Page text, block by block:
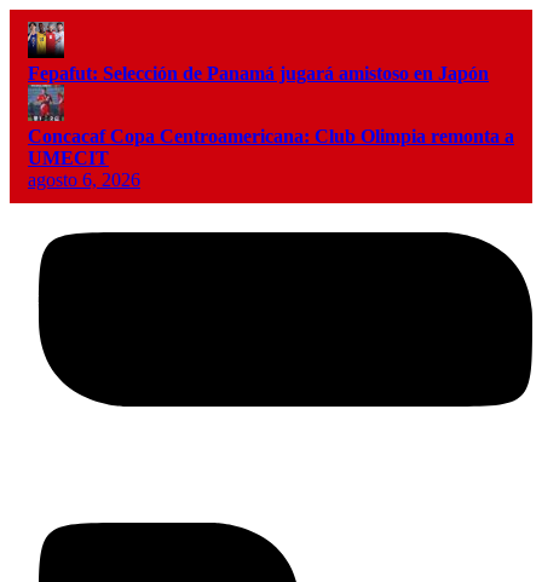
Fepafut: Selección de Panamá jugará amistoso en Japón
Concacaf Copa Centroamericana: Club Olimpia remonta a
UMECIT
agosto 6, 2026